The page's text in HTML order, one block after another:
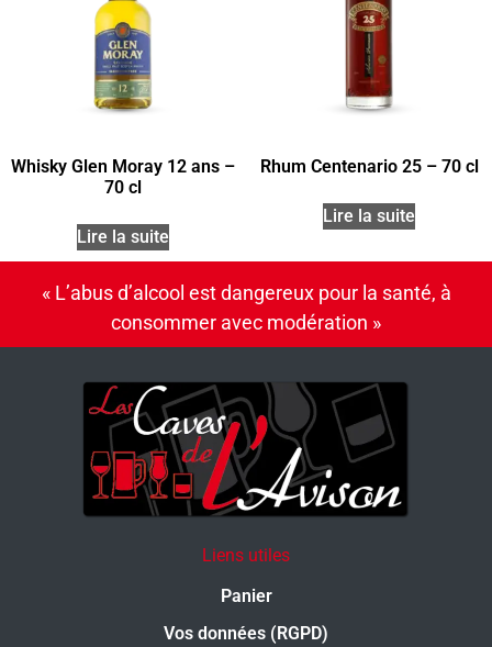
Whisky Glen Moray 12 ans –
70 cl
Lire la suite
Rhum Centenario 25 – 70 cl
Lire la suite
« L’abus d’alcool est dangereux pour la santé, à
consommer avec modération »
Liens utiles
Panier
Vos données (RGPD)